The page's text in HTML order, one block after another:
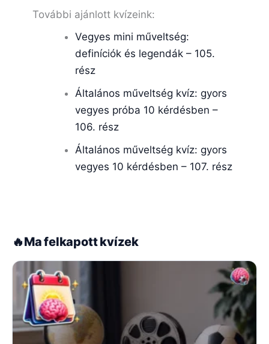
További ajánlott kvízeink:
Vegyes mini műveltség:
definíciók és legendák – 105.
rész
Általános műveltség kvíz: gyors
vegyes próba 10 kérdésben –
106. rész
Általános műveltség kvíz: gyors
vegyes 10 kérdésben – 107. rész
🔥Ma felkapott kvízek